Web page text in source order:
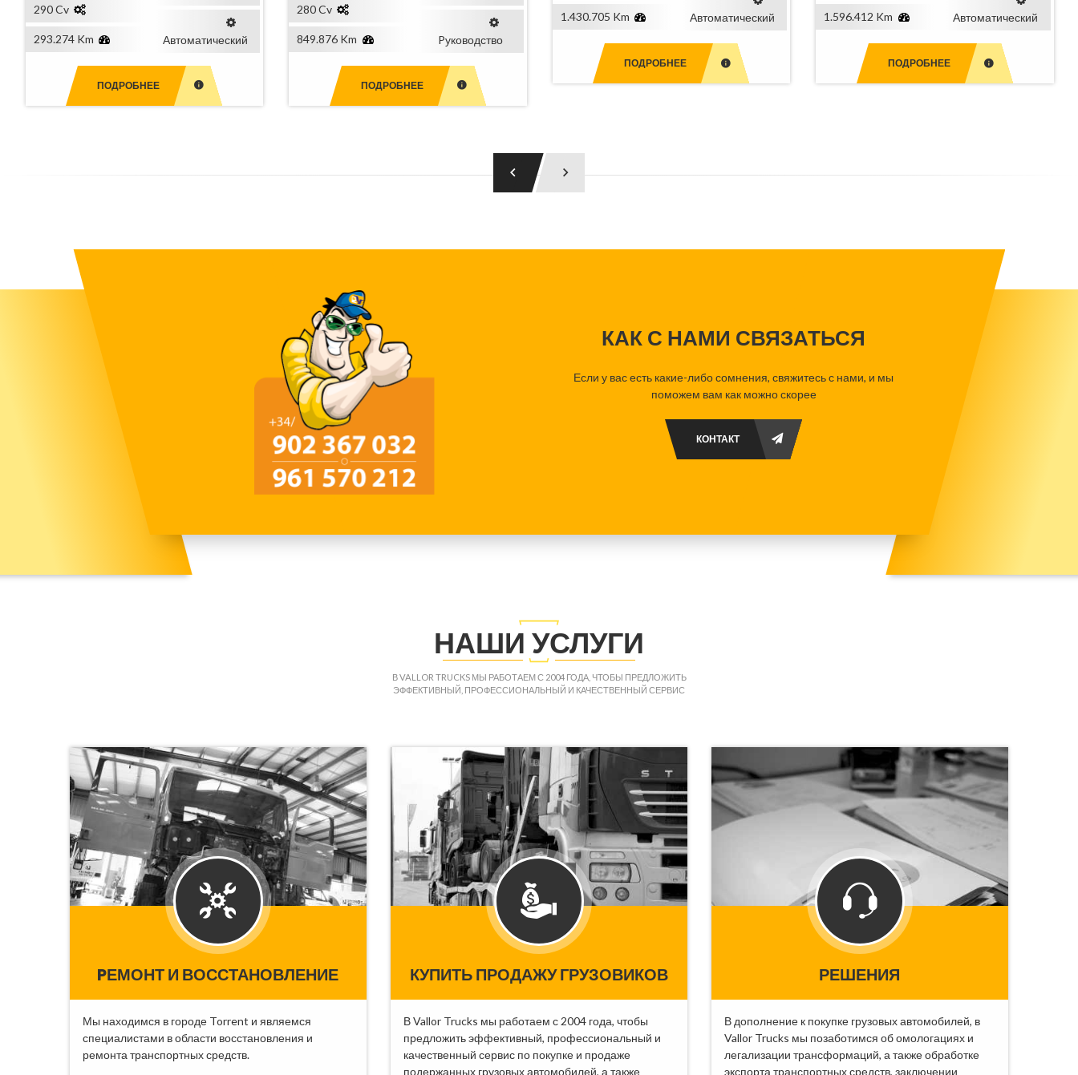
290 Cv
293.274 Km Автоматический
ПОДРОБНЕЕ
280 Cv
849.876 Km Pуководство
ПОДРОБНЕЕ
1.430.705 Km Автоматический
ПОДРОБНЕЕ
1.596.412 Km Автоматический
ПОДРОБНЕЕ
КАК С НАМИ СВЯЗАТЬСЯ
Если у вас есть какие-либо сомнения, свяжитесь с нами, и мы
поможем вам как можно скорее
КОНТАКТ
НАШИ УСЛУГИ
В VALLOR TRUCKS МЫ РАБОТАЕМ С 2004 ГОДА, ЧТОБЫ ПРЕДЛОЖИТЬ
ЭФФЕКТИВНЫЙ, ПРОФЕССИОНАЛЬНЫЙ И КАЧЕСТВЕННЫЙ СЕРВИС
PЕМОНТ И ВОССТАНОВЛЕНИЕ
Мы находимся в городе Torrent и являемся
специалистами в области восстановления и
ремонта транспортных средств.
КУПИТЬ ПРОДАЖУ ГРУЗОВИКОВ
В Vallor Trucks мы работаем с 2004 года, чтобы
предложить эффективный, профессиональный и
качественный сервис по покупке и продаже
подержанных грузовых автомобилей, а также
РЕШЕНИЯ
В дополнение к покупке грузовых автомобилей, в
Vallor Trucks мы позаботимся об омологациях и
легализации трансформаций, а также обработке
экспорта транспортных средств, заключении